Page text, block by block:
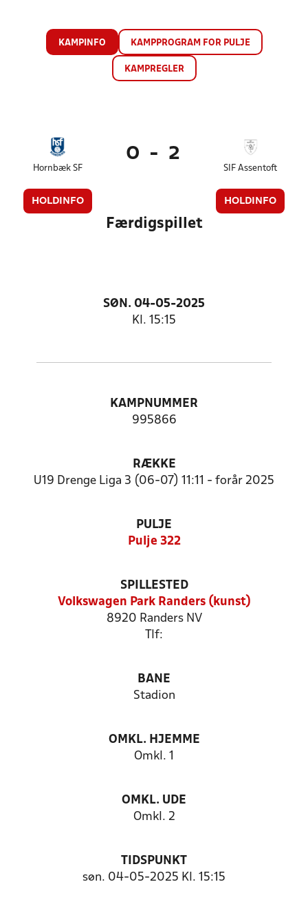
KAMPINFO KAMPPROGRAM FOR PULJE
KAMPREGLER
Hornbæk SF
HOLDINFO
0 - 2
SIF Assentoft
HOLDINFO
Færdigspillet
SØN. 04-05-2025
Kl. 15:15
KAMPNUMMER
995866
RÆKKE
U19 Drenge Liga 3 (06-07) 11:11 - forår 2025
PULJE
Pulje 322
SPILLESTED
Volkswagen Park Randers (kunst)
8920 Randers NV
Tlf:
BANE
Stadion
OMKL. HJEMME
Omkl. 1
OMKL. UDE
Omkl. 2
TIDSPUNKT
søn. 04-05-2025 Kl. 15:15